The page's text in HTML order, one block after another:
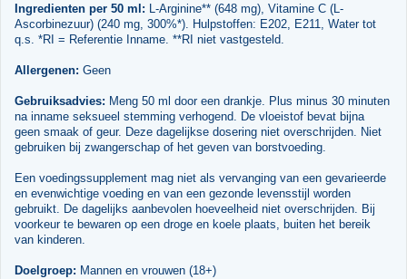
Ingredienten per 50 ml: L-Arginine** (648 mg), Vitamine C (L-
Ascorbinezuur) (240 mg, 300%*). Hulpstoffen: E202, E211, Water tot
q.s. *RI = Referentie Inname. **RI niet vastgesteld.
Allergenen: Geen
Gebruiksadvies: Meng 50 ml door een drankje. Plus minus 30 minuten
na inname seksueel stemming verhogend. De vloeistof bevat bijna
geen smaak of geur. Deze dagelijkse dosering niet overschrijden. Niet
gebruiken bij zwangerschap of het geven van borstvoeding.
Een voedingssupplement mag niet als vervanging van een gevarieerde
en evenwichtige voeding en van een gezonde levensstijl worden
gebruikt. De dagelijks aanbevolen hoeveelheid niet overschrijden. Bij
voorkeur te bewaren op een droge en koele plaats, buiten het bereik
van kinderen.
Doelgroep: Mannen en vrouwen (18+)